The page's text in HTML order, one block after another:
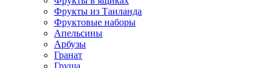
Фрукты из Таиланда
Фруктовые наборы
Апельсины
Арбузы
Гранат
Груша